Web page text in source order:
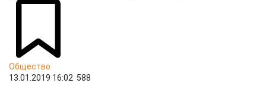
Общество
13.01.2019 16:02 588